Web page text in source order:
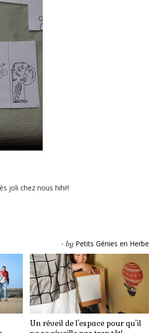
joli chez nous hihi!!
- by Petits Génies en Herbe
Un réveil de l'espace pour qu'il